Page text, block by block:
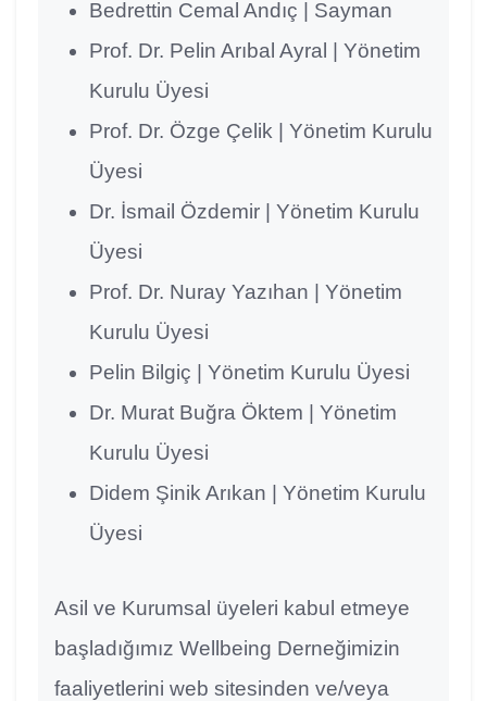
Bedrettin Cemal Andıç | Sayman
Prof. Dr. Pelin Arıbal Ayral | Yönetim
Kurulu Üyesi
Prof. Dr. Özge Çelik | Yönetim Kurulu
Üyesi
Dr. İsmail Özdemir | Yönetim Kurulu
Üyesi
Prof. Dr. Nuray Yazıhan | Yönetim
Kurulu Üyesi
Pelin Bilgiç | Yönetim Kurulu Üyesi
Dr. Murat Buğra Öktem | Yönetim
Kurulu Üyesi
Didem Şinik Arıkan | Yönetim Kurulu
Üyesi
Asil ve Kurumsal üyeleri kabul etmeye
başladığımız Wellbeing Derneğimizin
faaliyetlerini web sitesinden ve/veya